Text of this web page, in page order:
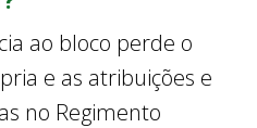
ao bloco perde o
e as atribuições e
no Regimento